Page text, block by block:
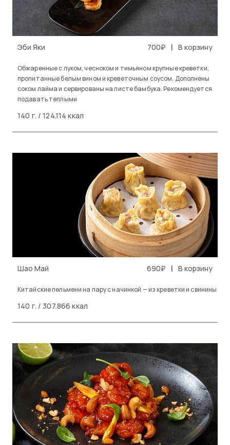
Эби Яки 700₽ | В корзину
Обжаренные с луком, чесноком и тимьяном крупные креветки,
пропитанные белым вином и креветочным соусом. Дополнены
соком лайма и сервированы на листе бамбука. Рекомендуется
подавать теплыми
140 г. / 124.114 ккал
Шао Май 690₽ | В корзину
Китайские пельмени на пару с начинкой — из креветки и свинины
140 г. / 307.866 ккал